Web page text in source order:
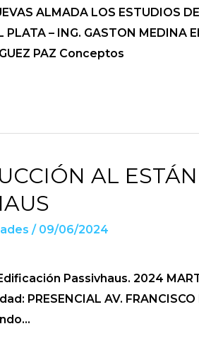
ALMADA⁣ LOS ESTUDIOS
PLATA – ING. GASTON MEDINA
PAZ Conceptos
AL
/ 09/06/2024
Passivhaus. 2024
PRESENCIAL AV.